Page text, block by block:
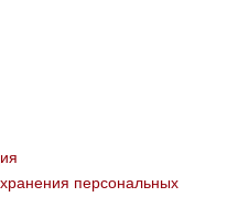
персональных